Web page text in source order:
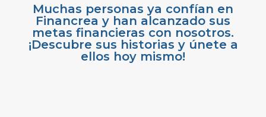
Muchas personas ya confían en
Financrea y han alcanzado sus
metas financieras con nosotros.
¡Descubre sus historias y únete a
ellos hoy mismo!